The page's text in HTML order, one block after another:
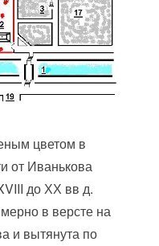
цветом в
от Иванькова
до ХХ вв д.
в версте на
и вытянута по